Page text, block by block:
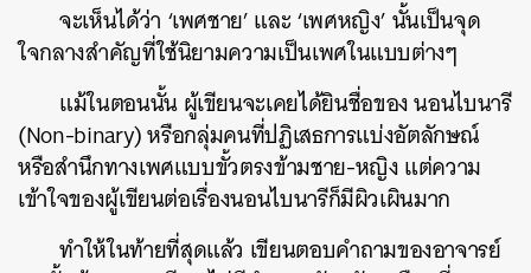
จะเห็นได้ว่า ‘เพศชาย’ และ ‘เพศหญิง’ นั้นเป็นจุด
ใจกลางสำคัญที่ใช้นิยามความเป็นเพศในแบบต่างๆ
แม้ในตอนนั้น ผู้เขียนจะเคยได้ยินชื่อของ นอนไบนารี
(Non-binary) หรือกลุ่มคนที่ปฏิเสธการแบ่งอัตลักษณ์
หรือสำนึกทางเพศแบบขั้วตรงข้ามชาย-หญิง แต่ความ
เข้าใจของผู้เขียนต่อเรื่องนอนไบนารีก็มีผิวเผินมาก
ทำให้ในท้ายที่สุดแล้ว เขียนตอบคำถามของอาจารย์